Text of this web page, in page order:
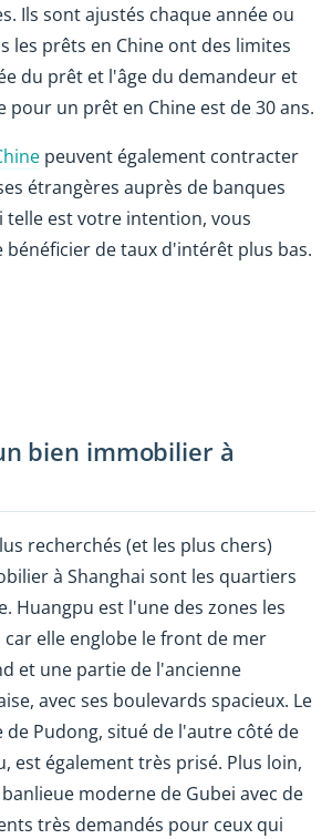
Ils sont ajustés chaque année ou
les prêts en Chine ont des limites
du prêt et l'âge du demandeur et
pour un prêt en Chine est de 30 ans.
peuvent également contracter
étrangères auprès de banques
telle est votre intention, vous
de taux d'intérêt plus bas.
bien immobilier à
recherchés (et les plus chers)
à Shanghai sont les quartiers
Huangpu est l'une des zones les
elle englobe le front de mer
et une partie de l'ancienne
avec ses boulevards spacieux. Le
Pudong, situé de l'autre côté de
est également très prisé. Plus loin,
moderne de Gubei avec de
très demandés pour ceux qui